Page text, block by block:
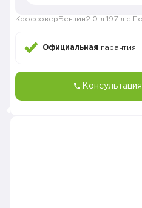
Кроссовер Бензин2.0 л. 197 л.с.
Официальная гарантия
Консультация